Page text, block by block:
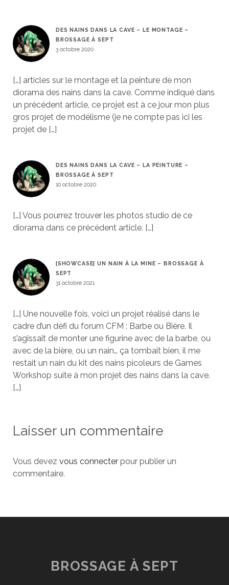
DES NAINS DANS LA CAVE – LE MONTAGE –
BROSSAGE À SEPT
3 octobre 2020
[…] articles sur le montage et la peinture de mon
diorama des nains dans la cave. Comme indiqué dans
un précédent article, ce projet est à ce jour mon plus
gros projet de modélisme (je ne compte pas ici les
projet de […]
DES NAINS DANS LA CAVE – LA PEINTURE –
BROSSAGE À SEPT
10 octobre 2020
[…] Vous pourrez trouver les photos studio de ce
diorama dans ce précédent article. […]
[SHOWCASE] UN NAIN À LA MINE – BROSSAGE À
SEPT
31 octobre 2021
[…] Une nouvelle fois, voici un projet réalisé dans le
cadre d’un défi du forum CFM : Barbe ou Bière. Il
s’agissait de monter une figurine avec de la barbe, ou
avec de la bière, ou un nain… ça tombait bien, il me
restait un nain du kit des nains picoleurs de Games
Workshop suite à mon projet des nains dans la cave.
[…]
Laisser un commentaire
Vous devez vous connecterpour publier un
commentaire.
BROSSAGE À SEPT